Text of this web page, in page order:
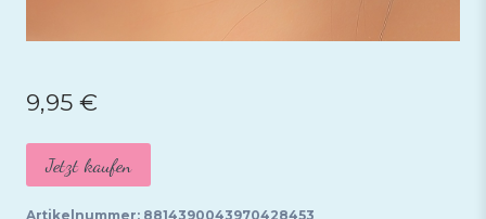
9,95 €
Jetzt kaufen
Artikelnummer: 8814390043970428453